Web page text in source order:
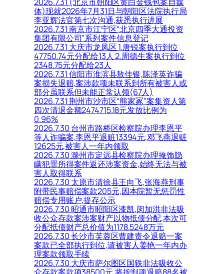
体)现就2026年7月31日与朝阳区法院执行局
李亚辉法官第七次沟通,获悉执行进展
2026.7.31 南京市江宁区“北京四季大通投资
集团有限公司”系列案件信息登记
2026.7.31 大庆市龙凤区 1.唐锐案执行到位
47750.74元分配给13人 2.周德生案执行到位
2348.75元分配给23人
2026.7.31 信阳市淮滨县敖佳银,陈泽英诈骗
案损失退赔,案涉款项未联系到所有被害人或
部分虽联系但未能正常认领(67人)
2026.7.31 荆州市沙市区“熊家冢”案集资人第
四次清退金额2474715.18元发放比例为
0.96%
2026.7.30 台州市路桥区检察院办理李恩平
等人诈骗案,李恩平退赃13394元,邓飞燕退赃
12625元,被害人一年内领取
2026.7.30 滁州市定远县检察院办理掩饰隐
瞒犯罪所得案件返还涉案资金,始终无法与被
害人取得联系
2026.7.30 太原市清徐县王向飞,张海燕刑事
附带民事赔偿案款205元,因本院暂无惩罚性
赔偿专用账户,提存公示
2026.7.30 昭通市昭阳区漆凯,闵加洪非法吸
收公众存款案涉案财产以物抵债分配,本次可
分配抵债财产总价值为1178.5248万元
2026.7.30 长沙市芙蓉区曹建责令退赔一案
案款已全部执行到位,请被害人姜艳一年内办
理案款领取手续
2026.7.30 大庆市萨尔图区国轶非法吸收公